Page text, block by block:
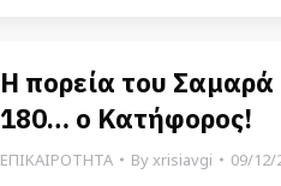
Η πορεία του Σαμαρά
180… ο Κατήφορος!
ΕΠΙΚΑΙΡΟΤΗΤΑ Byxrisiavgi 09/12/